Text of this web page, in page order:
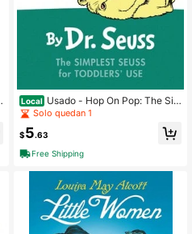
Local Usado - Hop On Pop: The Sim
plest Seuss For Youngest Use (Tapa
dura) Por Dr. Seuss
Solo quedan 1
$5.63
Free Shipping